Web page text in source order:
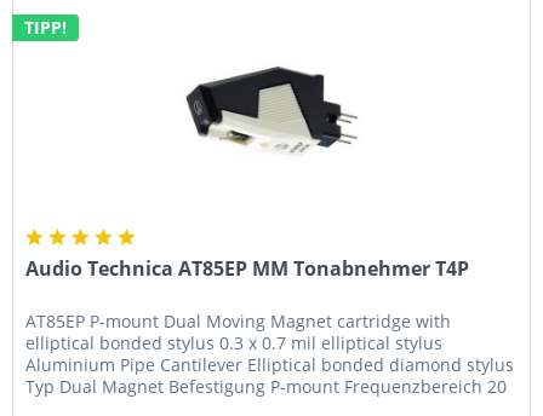
TIPP!
Audio Technica AT85EP MM Tonabnehmer T4P
AT85EP P-mount Dual Moving Magnet cartridge with
elliptical bonded stylus 0.3 x 0.7 mil elliptical stylus
Aluminium Pipe Cantilever Elliptical bonded diamond stylus
Typ Dual Magnet Befestigung P-mount Frequenzbereich 20